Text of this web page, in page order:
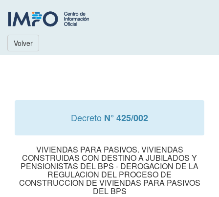
Volver
Decreto N° 425/002
VIVIENDAS PARA PASIVOS. VIVIENDAS
CONSTRUIDAS CON DESTINO A JUBILADOS Y
PENSIONISTAS DEL BPS - DEROGACION DE LA
REGULACION DEL PROCESO DE
CONSTRUCCION DE VIVIENDAS PARA PASIVOS
DEL BPS